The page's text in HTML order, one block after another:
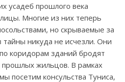
усадеб прошлого века
Многие из них теперь
но скрываемые за
тайны никуда не исчезли. Они
коридорам зданий бродят
жильцов. В рамках
мы посетим консульства Туниса,